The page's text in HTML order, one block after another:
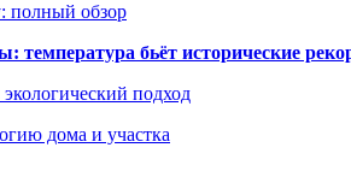
полный обзор
температура бьёт исторические
подход
дома и участка